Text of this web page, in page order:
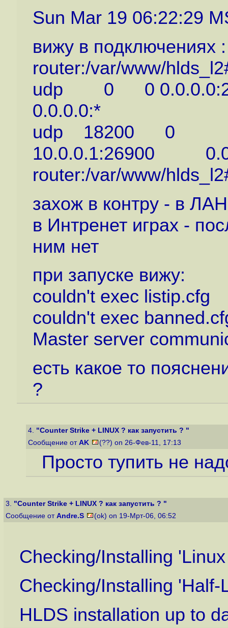
Sun Mar 19 06:22:29
вижу в подключениях :
router:/var/www/
udp 0 0
0.0.0.0:*
udp 18200 0
router:/var/www/
захож в контру - в
в Интренет играх -
ним нет
при запуске вижу:
couldn't exec listip.cfg
couldn't exec
Master server
есть какое то
?
4. "Counter Strike + LINUX ? как запустить ? "
Сообщение от AK (??) on 26-Фев-11, 17:13
Просто тупить не
3. "Counter Strike + LINUX ? как запустить ? "
Сообщение от Andre.S (ok) on 19-Мрт-06, 06:52
Checking/Installing
Checking/Installing
HLDS installation up to